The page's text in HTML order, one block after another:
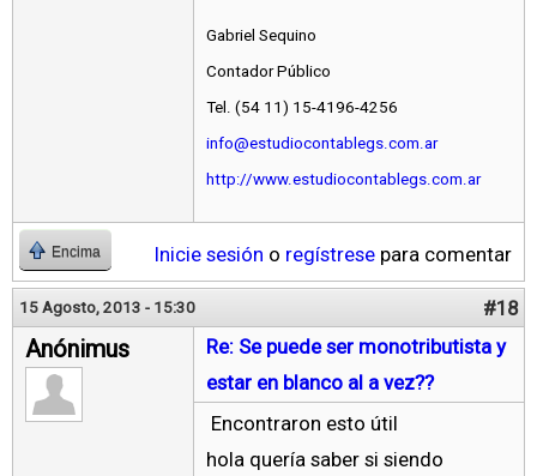
Gabriel Sequino
Contador Público
Tel. (54 11) 15-4196-4256
info@estudiocontablegs.com.ar
http://www.estudiocontablegs.com.ar
Encima Inicie sesión o regístrese para comentar
15 Agosto, 2013 - 15:30 #18
Anónimus
Re: Se puede ser monotributista y
estar en blanco al a vez??
Encontraron esto útil
hola quería saber si siendo